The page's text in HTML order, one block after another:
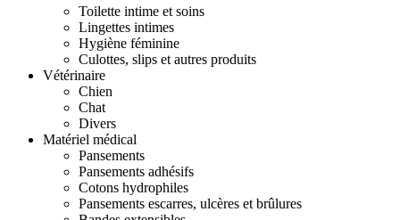
Toilette intime et soins
Lingettes intimes
Hygiène féminine
Culottes, slips et autres produits
Vétérinaire
Chien
Chat
Divers
Matériel médical
Pansements
Pansements adhésifs
Cotons hydrophiles
Pansements escarres, ulcères et brûlures